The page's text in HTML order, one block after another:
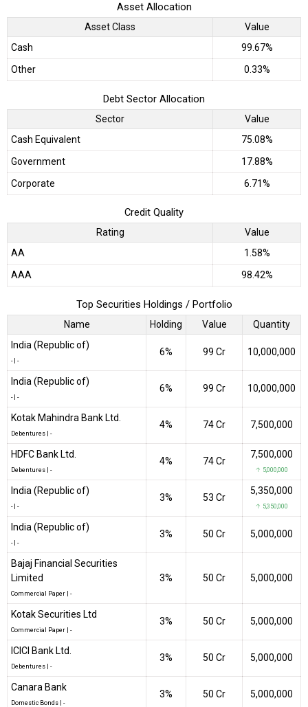
Asset Allocation
Asset Class
Value
Cash
99.67%
Other
0.33%
Debt Sector Allocation
Sector
Value
Cash Equivalent
75.08%
Government
17.88%
Corporate
6.71%
Credit Quality
Rating
Value
AA
1.58%
AAA
98.42%
Top Securities Holdings / Portfolio
Name Holding Value
Quantity
India (Republic of)
-| -
6% ₹99 Cr 10,000,000
India (Republic of)
-| -
6% ₹99 Cr 10,000,000
Kotak Mahindra Bank Ltd.
Debentures -
4% ₹74 Cr 7,500,000
HDFC Bank Ltd.
Debentures -
4% ₹74 Cr
7,500,000
↑ 5,000,000
India (Republic of)
-| -
3% ₹53 Cr
5,350,000
↑ 5,350,000
India (Republic of)
-| -
3% ₹50 Cr 5,000,000
Bajaj Financial Securities
Limited
Commercial Paper -
3% ₹50 Cr 5,000,000
Kotak Securities Ltd
Commercial Paper -
3% ₹50 Cr 5,000,000
ICICI Bank Ltd.
Debentures -
3% ₹50 Cr 5,000,000
Canara Bank
Domestic Bonds -
3% ₹50 Cr 5,000,000